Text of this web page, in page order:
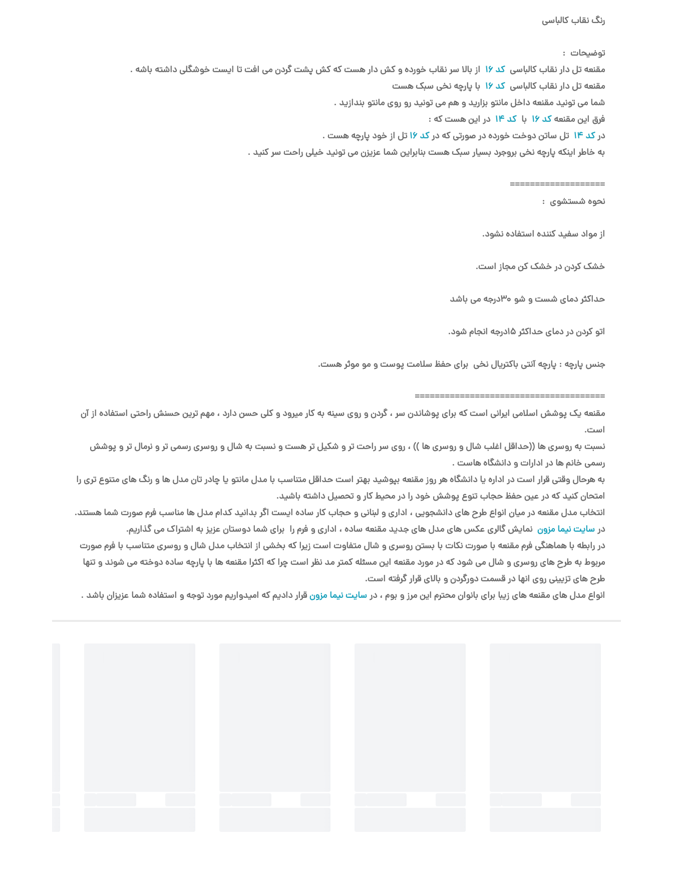
رنگ نقاب کالباسی
توضیحات :
مقنعه تل دارنقاب کالباسی کد 16
از بالا سر نقاب خورده و کش دار هست که کش پشت گردن می افت تا ایست خوشگلی داشته باشه .
مقنعهتل دارنقاب کالباسیکد 16
با پارچه نخی سبک هست
شما می تونید مقنعه داخل مانتو بزارید و هم می تونید رو روی مانتو بندازید .
فرق این مقنعهکد 16 باکد 14
در این هست که :
درکد 14 تل ساتن دوخت خورده در صورتی که درکد 16
تل از خود پارچه هست .
به خاطر اینکه پارچه نخی بروجرد بسیار سبک هست بنابراین شما عزیزن می تونید خیلی راحت سر کنید .
===================
نحوه شستشوی :
از مواد سفید کننده استفاده نشود.
خشک کردن در خشک کن مجاز است.
حداکثر دمای شست و شو ۳۰درجه می باشد
اتو کردن در دمای حداکثر ۱۵درجه انجام شود.
جنس پارچه : پارچه آنتی باکتریال نخی برای حفظ سلامت پوست و مو موثر هست.
===================
===================
مقنعه یک پوشش اسلامی ایرانی است که برای پوشاندن سر ، گردن و روی سینه به کار میرود و کلی حسن دارد ، مهم ترین حسنش راحتی استفاده از آن
است.
نسبت به روسری ها ((حداقل اغلب شال و روسری ها )) ، روی سر راحت تر و شکیل تر هست و نسبت به شال و روسری رسمی تر و نرمال تر و پوشش
رسمی خانم ها در ادارات و دانشگاه هاست .
به هرحال وقتی قرار است در اداره یا دانشگاه هر روز مقنعه بپوشید بهتر است حداقل متناسب با مدل مانتو یا چادر تان مدل ها و رنگ های متنوع تری را
امتحان کنید که در عین حفظ حجاب تنوع پوشش خود را در محیط کار و تحصیل داشته باشید.
انتخاب مدل مقنعه در میان انواع طرح های دانشجویی ، اداری و لبنانی و حجاب کار ساده ایست اگر بدانید کدام مدل ها مناسب فرم صورت شما هستند.
در سایت نیما مزون نمایش گالری عکس های مدل های جدید مقنعه ساده ، اداری و فرم را برای شما دوستان عزیز به اشتراک می گذاریم.
در رابطه با هماهنگی فرم مقنعه با صورت نکات با بستن روسری و شال متفاوت است زیرا که بخشی از انتخاب مدل شال و روسری متناسب با فرم صورت
مربوط به طرح های روسری و شال می شود که در مورد مقنعه این مسئله کمتر مد نظر است چرا که اکثرا مقنعه ها با پارچه ساده دوخته می شوند و تنها
طرح های تزیینی روی انها در قسمت دورگردن و بالای قرار گرفته است.
انواع مدل های مقنعه های زیبا برای بانوان محترم این مرز و بوم ، در سایت نیما مزونقرار دادیم که امیدواریم مورد توجه و استفاده شما عزیزان باشد .